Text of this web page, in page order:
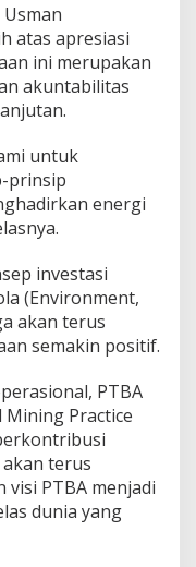
atas apresiasi
ini merupakan
akuntabilitas
untuk
prinsip
energi
investasi
(Environment,
akan terus
semakin positif.
PTBA
Mining Practice
terus
PTBA menjadi
dunia yang